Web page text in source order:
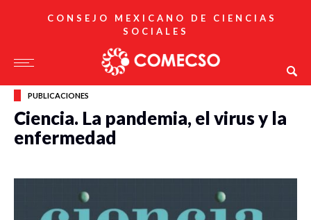
CONSEJO MEXICANO DE CIENCIAS
SOCIALES
PUBLICACIONES
Ciencia. La pandemia, el virus y la
enfermedad